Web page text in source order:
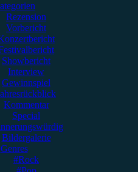
Rezension
Vorbericht
Showbericht
Interview
Gewinnspiel
Kommentar
Special
Bildergalerie
Genres
#Rock